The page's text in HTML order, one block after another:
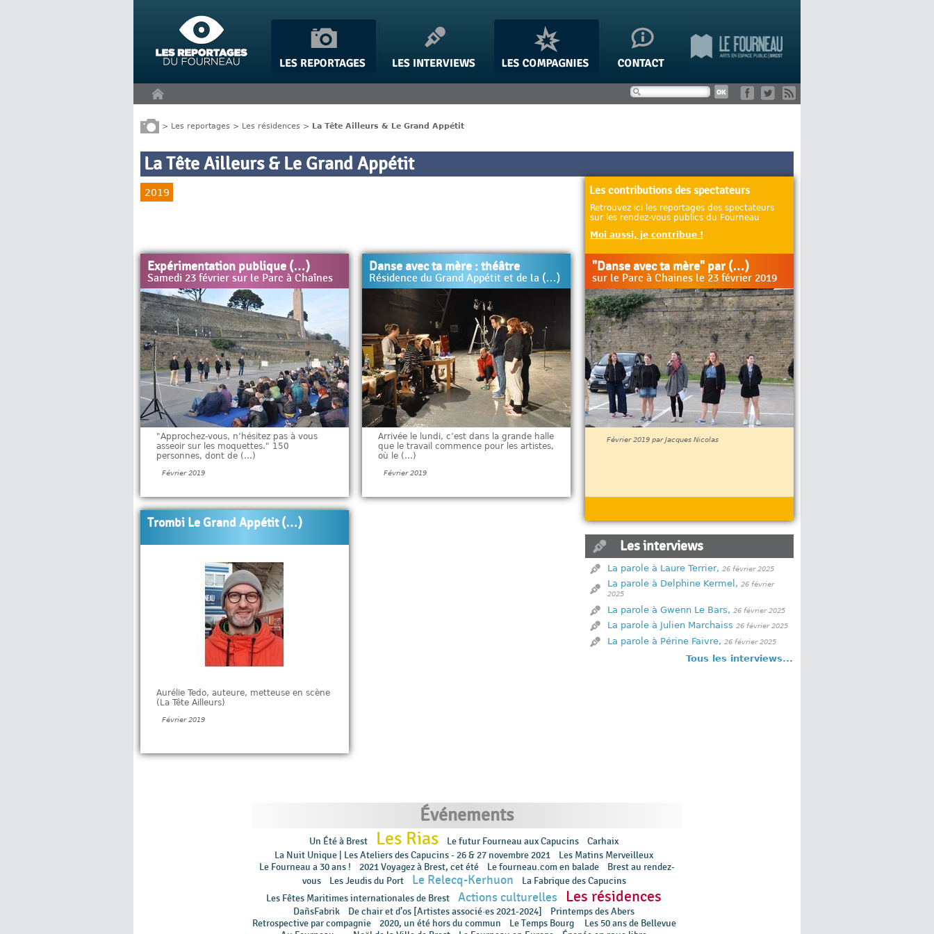
> Les reportages > Les résidences > La Tête Ailleurs & Le Grand Appétit
La Tête Ailleurs & Le Grand Appétit
2019
Expérimentation publique (…)
Samedi 23 février sur le Parc à Chaînes
"Approchez-vous, n’hésitez pas à vous
asseoir sur les moquettes." 150
personnes, dont de (…)
Février 2019
Danse avec ta mère : théâtre
Résidence du Grand Appétit et de la (…)
Arrivée le lundi, c’est dans la grande halle
que le travail commence pour les artistes,
où le (…)
Février 2019
Trombi Le Grand Appétit (…)
Aurélie Tedo, auteure, metteuse en scène
(La Tête Ailleurs)
Février 2019
Les contributions des spectateurs
Retrouvez ici les reportages des spectateurs
sur les rendez-vous publics du Fourneau
Moi aussi, je contribue !
"Danse avec ta mère" par (…)
sur le Parc à Chaines le 23 février 2019
Février 2019 par Jacques Nicolas
Les interviews
La parole à Laure Terrier, 26 février 2025
La parole à Delphine Kermel, 26 février
2025
La parole à Gwenn Le Bars, 26 février 2025
La parole à Julien Marchaiss 26 février 2025
La parole à Périne Faivre, 26 février 2025
Tous les interviews...
Événements
Un Été à Brest Les Rias Le futur Fourneau aux Capucins
Carhaix
La Nuit Unique | Les Ateliers des Capucins - 26 & 27 novembre 2021
Les Matins Merveilleux
Le Fourneau a 30 ans !
2021 Voyagez à Brest, cet été Le fourneau.com en balade
Brest au rendez-
vous
Les Jeudis du Port Le Relecq-Kerhuon
La Fabrique des Capucins
Les Fêtes Maritimes internationales de Brest
Actions culturelles Les résidences
DañsFabrik De chair et d’os [Artistes associé·es 2021-2024]
Printemps des Abers
Retrospective par compagnie
2020, un été hors du commun Le Temps Bourg
Les 50 ans de Bellevue